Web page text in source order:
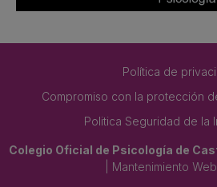
Política de
Compromiso con la protección
Politica Seguridad de la
Colegio Oficial de Psicología de
| Mantenimiento